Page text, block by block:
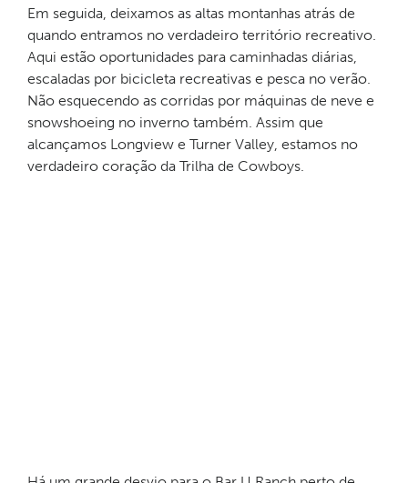
Em seguida, deixamos as altas montanhas atrás de
quando entramos no verdadeiro território recreativo.
Aqui estão oportunidades para caminhadas diárias,
escaladas por bicicleta recreativas e pesca no verão.
Não esquecendo as corridas por máquinas de neve e
snowshoeing no inverno também. Assim que
alcançamos Longview e Turner Valley, estamos no
verdadeiro coração da Trilha de Cowboys.